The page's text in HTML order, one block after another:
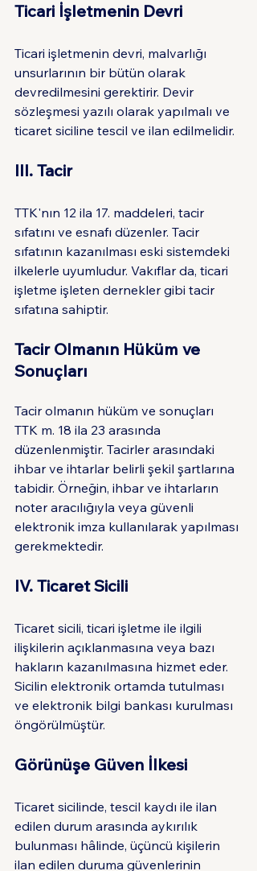
Ticari İşletmenin Devri
Ticari işletmenin devri, malvarlığı
unsurlarının bir bütün olarak
devredilmesini gerektirir. Devir
sözleşmesi yazılı olarak yapılmalı ve
ticaret siciline tescil ve ilan edilmelidir.
III. Tacir
TTK'nın 12 ila 17. maddeleri, tacir
sıfatını ve esnafı düzenler. Tacir
sıfatının kazanılması eski sistemdeki
ilkelerle uyumludur. Vakıflar da, ticari
işletme işleten dernekler gibi tacir
sıfatına sahiptir.
Tacir Olmanın Hüküm ve
Sonuçları
Tacir olmanın hüküm ve sonuçları
TTK m. 18 ila 23 arasında
düzenlenmiştir. Tacirler arasındaki
ihbar ve ihtarlar belirli şekil şartlarına
tabidir. Örneğin, ihbar ve ihtarların
noter aracılığıyla veya güvenli
elektronik imza kullanılarak yapılması
gerekmektedir.
IV. Ticaret Sicili
Ticaret sicili, ticari işletme ile ilgili
ilişkilerin açıklanmasına veya bazı
hakların kazanılmasına hizmet eder.
Sicilin elektronik ortamda tutulması
ve elektronik bilgi bankası kurulması
öngörülmüştür.
Görünüşe Güven İlkesi
Ticaret sicilinde, tescil kaydı ile ilan
edilen durum arasında aykırılık
bulunması hâlinde, üçüncü kişilerin
ilan edilen duruma güvenlerinin